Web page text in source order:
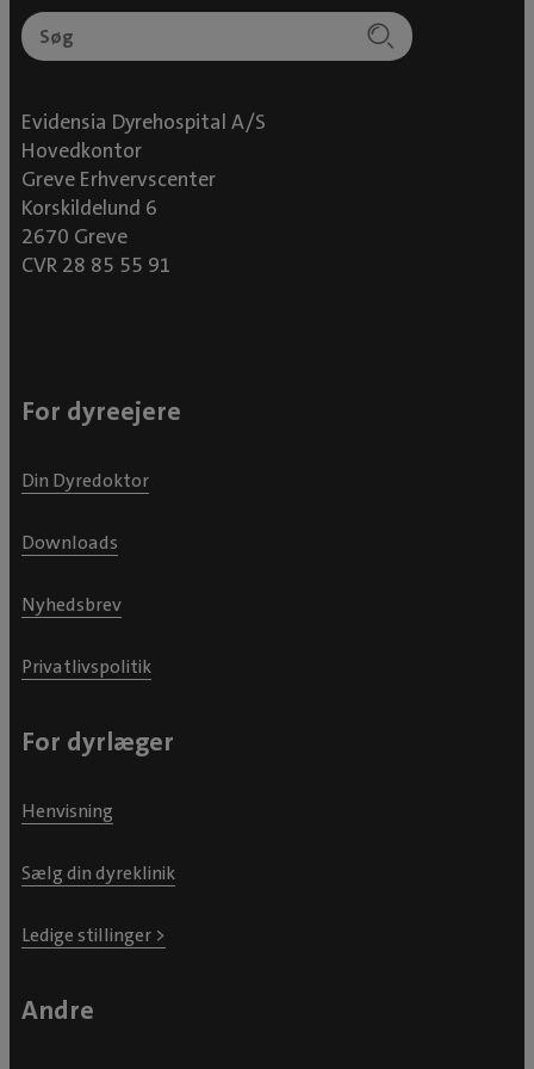
Evidensia Dyrehospital A/S
Hovedkontor
Greve Erhvervscenter
Korskildelund 6
2670 Greve
CVR 28 85 55 91
For dyreejere
Din Dyredoktor
Downloads
Nyhedsbrev
Privatlivspolitik
For dyrlæger
Henvisning
Sælg din dyreklinik
Ledige stillinger >
Andre